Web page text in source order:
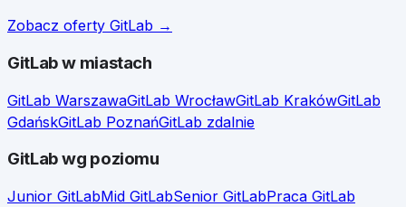
Zobacz oferty GitLab →
GitLabw miastach
GitLab WarszawaGitLab WrocławGitLab KrakówGitLab
GdańskGitLab PoznańGitLab zdalnie
GitLabwg poziomu
Junior GitLabMid GitLabSenior GitLabPraca GitLab